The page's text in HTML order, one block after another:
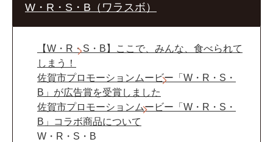
W・R・S・B（ワラスボ）
【W・R・S・B】ここで、みんな、食べられて
しまう！
佐賀市プロモーションムービー「W・R・S・
B」が広告賞を受賞しました
佐賀市プロモーションムービー「W・R・S・
B」コラボ商品について
W・R・S・B